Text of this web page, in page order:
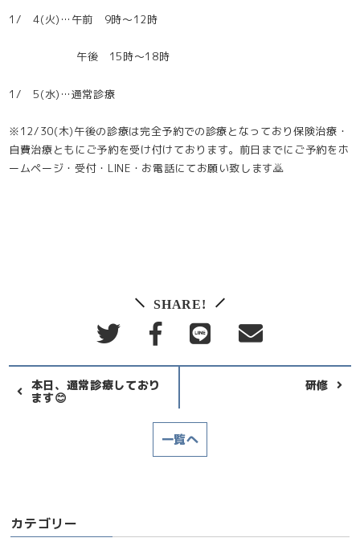
1/ 4(火)…午前 9時～12時
午後 15時～18時
1/ 5(水)…通常診療
※12/30(木)午後の診療は完全予約での診療となっており保険治療・
自費治療ともにご予約を受け付けております。前日までにご予約をホ
ームページ・受付・LINE・お電話にてお願い致します🙇
SHARE!
本日、通常診療しており
ます😊
研修
一覧へ
カテゴリー